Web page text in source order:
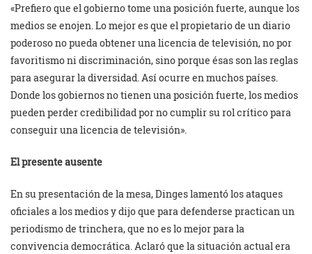
«Prefiero que el gobierno tome una posición fuerte, aunque los
medios se enojen. Lo mejor es que el propietario de un diario
poderoso no pueda obtener una licencia de televisión, no por
favoritismo ni discriminación, sino porque ésas son las reglas
para asegurar la diversidad. Así ocurre en muchos países.
Donde los gobiernos no tienen una posición fuerte, los medios
pueden perder credibilidad por no cumplir su rol crítico para
conseguir una licencia de televisión».
El presente ausente
En su presentación de la mesa, Dinges lamentó los ataques
oficiales a los medios y dijo que para defenderse practican un
periodismo de trinchera, que no es lo mejor para la
convivencia democrática. Aclaró que la situación actual era